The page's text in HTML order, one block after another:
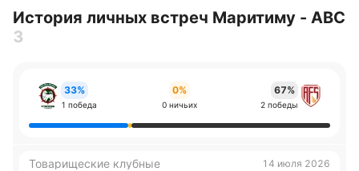
История личных встреч Маритиму - АВС
3
33%
1 победа
0%
0 ничьих
67%
2 победы
Товарищеские клубные 14 июля 2026